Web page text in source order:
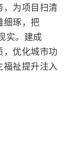
，为项目扫清
细琢，把
实。建成
，优化城市功
福祉提升注入